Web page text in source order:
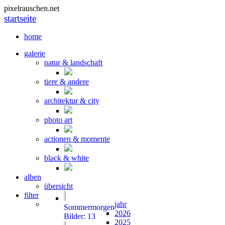
pixelrauschen.net
startseite
home
galerie
natur & landschaft
tiere & andere
architektur & city
photo art
actionen & momente
black & white
alben
übersicht
Sommermorgen
Bilder: 13
filter
jahr
2026
2025